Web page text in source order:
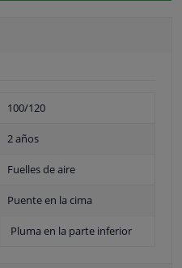
100/120
2 años
Fuelles de aire
Puente en la cima
Pluma en la parte inferior